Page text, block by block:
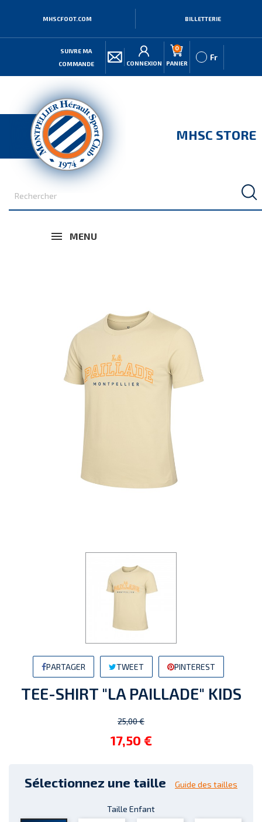
MHSCFOOT.COM BILLETTERIE
SUIVRE MA
COMMANDE
CONNEXION
0
PANIER
Fr
MHSC STORE
MENU
PARTAGER TWEET PINTEREST
TEE-SHIRT "LA PAILLADE" KIDS
25,00 €
17,50 €
Sélectionnez une taille Guide des tailles
Taille Enfant